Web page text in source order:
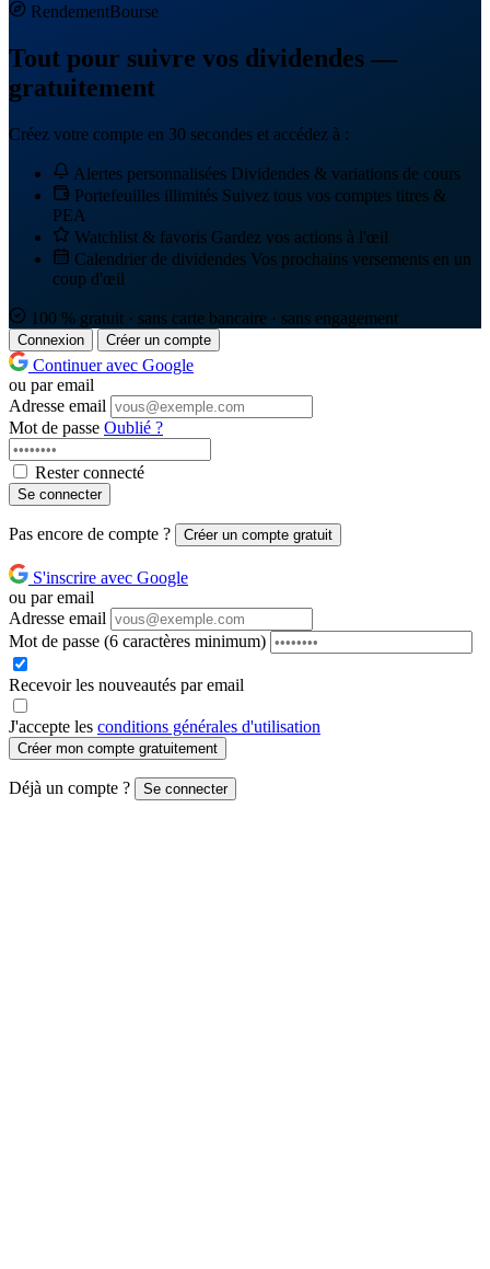
RendementBourse
Tout pour suivre vos dividendes —
gratuitement
Créez votre compte en 30 secondes et accédez à :
Alertes personnalisées Dividendes & variations de cours
Portefeuilles illimités Suivez tous vos comptes titres &
PEA
Watchlist & favoris Gardez vos actions à l'œil
Calendrier de dividendes Vos prochains versements en un
coup d'œil
100 % gratuit · sans carte bancaire · sans engagement
Connexion Créer un compte
Continuer avec Google
ou par email
Adresse email
Mot de passe Oublié ?
Rester connecté
Se connecter
Pas encore de compte ? Créer un compte gratuit
S'inscrire avec Google
ou par email
Adresse email
Mot de passe (6 caractères minimum)
Recevoir les nouveautés par email
J'accepte les conditions générales d'utilisation
Créer mon compte gratuitement
Déjà un compte ? Se connecter